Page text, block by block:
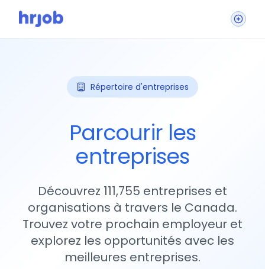
Répertoire d'entreprises
Parcourir les
entreprises
Découvrez 111,755 entreprises et
organisations à travers le Canada.
Trouvez votre prochain employeur et
explorez les opportunités avec les
meilleures entreprises.